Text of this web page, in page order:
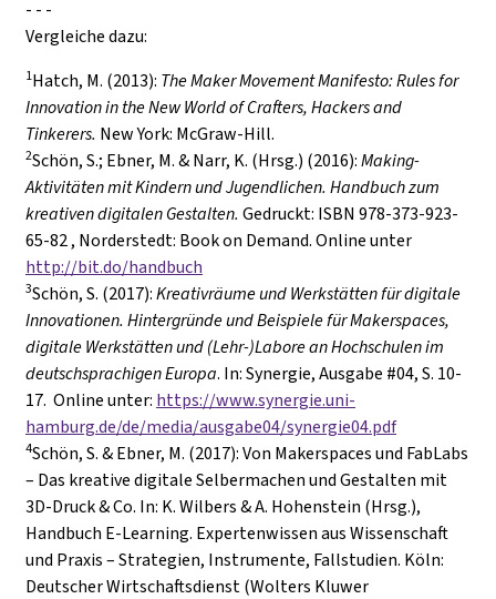
- - -
Vergleiche dazu:
1Hatch, M. (2013): The Maker Movement Manifesto: Rules for
Innovation in the New World of Crafters, Hackers and
Tinkerers. New York: McGraw-Hill.
2Schön, S.; Ebner, M. & Narr, K. (Hrsg.) (2016):Making-
Aktivitäten mit Kindern und Jugendlichen. Handbuch zum
kreativen digitalen Gestalten. Gedruckt: ISBN 978-373-923-
65-82 , Norderstedt: Book on Demand. Online unter
http://bit.do/handbuch
3Schön, S. (2017):Kreativräume und Werkstätten für digitale
Innovationen. Hintergründe und Beispiele für Makerspaces,
digitale Werkstätten und (Lehr-)Labore an Hochschulen im
deutschsprachigen Europa. In: Synergie, Ausgabe #04, S. 10-
17. Online unter: https://www.synergie.uni-
hamburg.de/de/media/ausgabe04/synergie04.pdf
4Schön, S. & Ebner, M. (2017): Von Makerspaces und FabLabs
– Das kreative digitale Selbermachen und Gestalten mit
3D-Druck & Co. In: K. Wilbers & A. Hohenstein (Hrsg.),
Handbuch E-Learning. Expertenwissen aus Wissenschaft
und Praxis – Strategien, Instrumente, Fallstudien. Köln:
Deutscher Wirtschaftsdienst (Wolters Kluwer